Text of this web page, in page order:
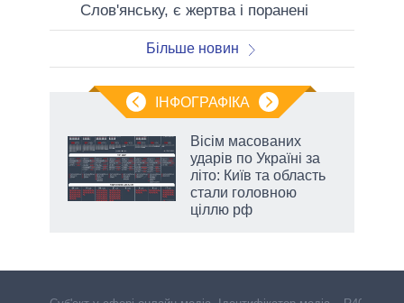
Слов'янську, є жертва і поранені
Більше новин
ІНФОГРАФІКА
Вісім масованих
ударів по Україні за
літо: Київ та область
стали головною
ціллю рф